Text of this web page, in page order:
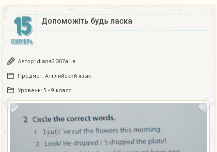
15
СЕНТЯБРЬ
Допоможіть будь ласка​
Автор: diana2007alla
Предмет: Английский язык
Уровень: 5 - 9 класс